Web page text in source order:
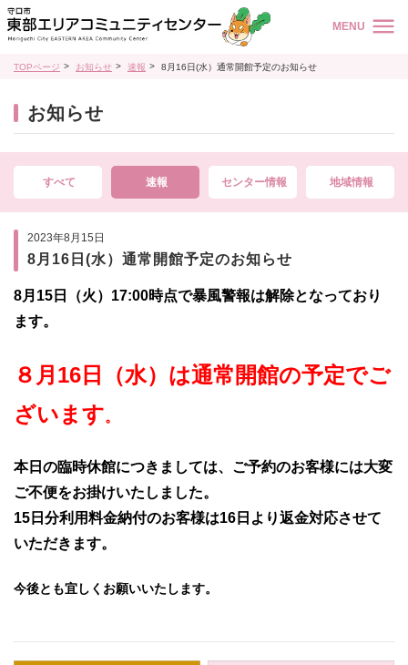
MENU
TOPページ お知らせ 速報 8月16日(水）通常開館予定のお知らせ
お知らせ
すべて 速報 センター情報 地域情報
2023年8月15日
8月16日(水）通常開館予定のお知らせ
8月15日（火）17:00時点で暴風警報は解除となっており
ます。
８月16日（水）は通常開館の予定でご
ざいます。
本日の臨時休館につきましては、ご予約のお客様には大変
ご不便をお掛けいたしました。
15日分利用料金納付のお客様は16日より返金対応させて
いただきます。
今後とも宜しくお願いいたします。